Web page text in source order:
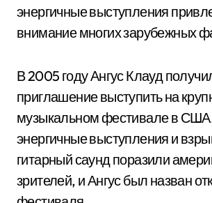
энергичные выступления
внимание многих зарубежных
В 2005 году Ангус Клауд
приглашение выступить на
музыкальном фестивале в
энергичные выступления и
гитарный саунд поразили
зрителей, и Ангус был назван